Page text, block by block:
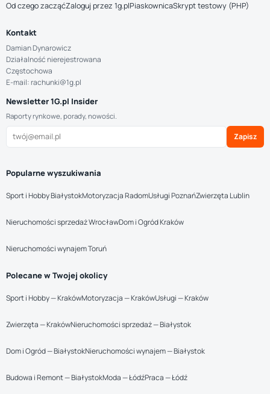
Od czego zacząćZaloguj przez 1g.plPiaskownicaSkrypt testowy (PHP)
Kontakt
Damian Dynarowicz
Działalność nierejestrowana
Częstochowa
E-mail: rachunki@1g.pl
Newsletter 1G.pl Insider
Raporty rynkowe, porady, nowości.
Zapisz
Popularne wyszukiwania
Sport i Hobby BiałystokMotoryzacja RadomUsługi PoznańZwierzęta Lublin
Nieruchomości sprzedaż WrocławDom i Ogród Kraków
Nieruchomości wynajem Toruń
Polecane w Twojej okolicy
Sport i Hobby — KrakówMotoryzacja — KrakówUsługi — Kraków
Zwierzęta — KrakówNieruchomości sprzedaż — Białystok
Dom i Ogród — BiałystokNieruchomości wynajem — Białystok
Budowa i Remont — BiałystokModa — ŁódźPraca — Łódź